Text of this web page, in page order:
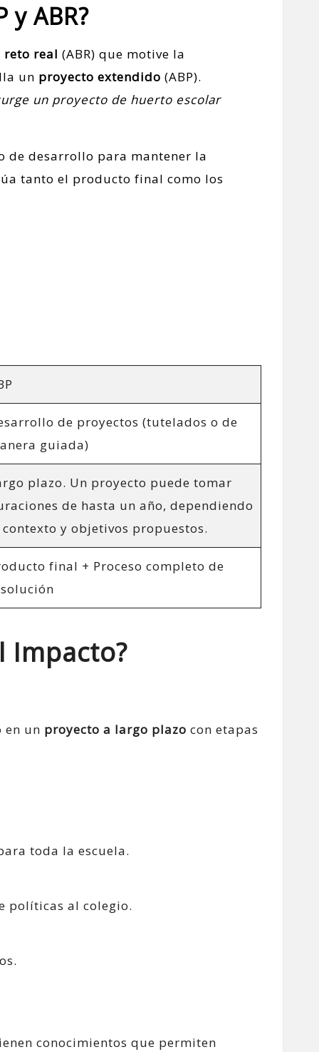
y ABR?
reto real(ABR) que motive la
un proyecto extendido(ABP).
un proyecto de huerto escolar
de desarrollo para mantener la
tanto el producto final como los
de proyectos (tutelados o de
guiada)
plazo. Un proyecto puede tomar
de hasta un año, dependiendo
contexto y objetivos propuestos.
final + Proceso completo de
Impacto?
en un proyecto a largo plazo con etapas
toda la escuela.
políticas al colegio.
conocimientos que permiten